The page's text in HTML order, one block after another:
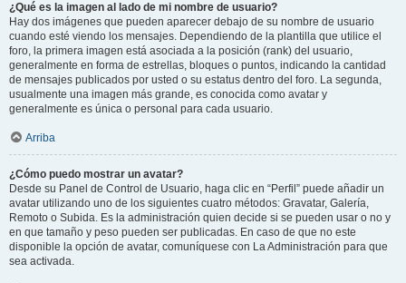
¿Qué es la imagen al lado de mi nombre de usuario?
Hay dos imágenes que pueden aparecer debajo de su nombre de usuario
cuando esté viendo los mensajes. Dependiendo de la plantilla que utilice el
foro, la primera imagen está asociada a la posición (rank) del usuario,
generalmente en forma de estrellas, bloques o puntos, indicando la cantidad
de mensajes publicados por usted o su estatus dentro del foro. La segunda,
usualmente una imagen más grande, es conocida como avatar y
generalmente es única o personal para cada usuario.
Arriba
¿Cómo puedo mostrar un avatar?
Desde su Panel de Control de Usuario, haga clic en “Perfil” puede añadir un
avatar utilizando uno de los siguientes cuatro métodos: Gravatar, Galería,
Remoto o Subida. Es la administración quien decide si se pueden usar o no y
en que tamaño y peso pueden ser publicadas. En caso de que no este
disponible la opción de avatar, comuníquese con La Administración para que
sea activada.